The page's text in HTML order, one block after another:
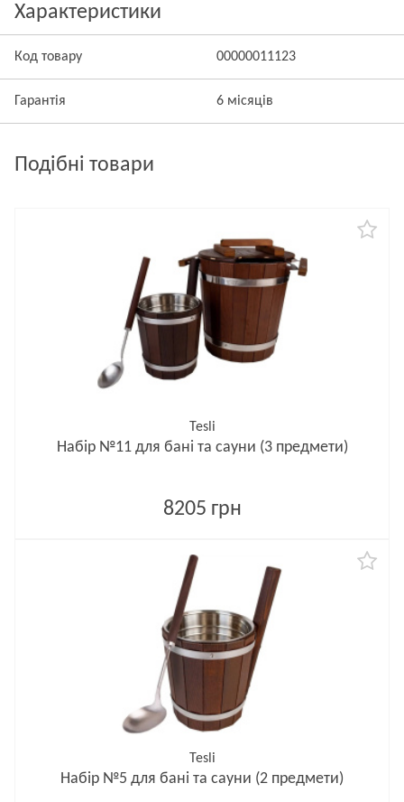
Характеристики
Код товару 00000011123
Гарантія 6 місяців
Подібні товари
Tesli
Набір №11 для бані та сауни (3 предмети)
8205 грн
Tesli
Набір №5 для бані та сауни (2 предмети)